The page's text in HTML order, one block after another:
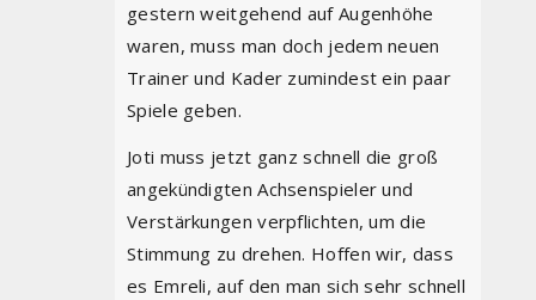
gestern weitgehend auf Augenhöhe
waren, muss man doch jedem neuen
Trainer und Kader zumindest ein paar
Spiele geben.
Joti muss jetzt ganz schnell die groß
angekündigten Achsenspieler und
Verstärkungen verpflichten, um die
Stimmung zu drehen. Hoffen wir, dass
es Emreli, auf den man sich sehr schnell